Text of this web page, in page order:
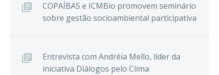
COPAÍBAS e ICMBio promovem seminário
sobre gestão socioambiental participativa
Entrevista com Andréia Mello, líder da
iniciativa Diálogos pelo Clima